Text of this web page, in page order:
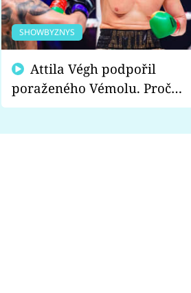
SHOWBYZNYS
poraženého Vémolu. Proč
chce raději zápasit s ním než